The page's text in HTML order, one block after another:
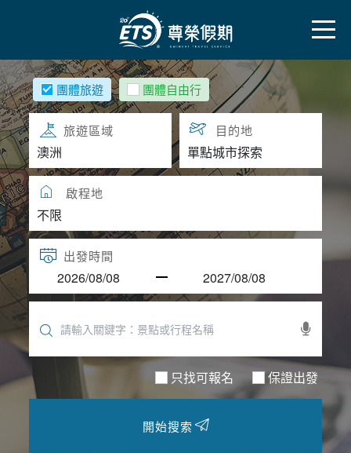
團體旅遊 團體自由行
旅遊區域 目的地
啟程地
出發時間
只找可報名 保證出發
開始搜索